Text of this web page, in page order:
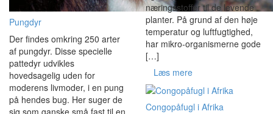
Pungdyr
Der findes omkring 250 arter
af pungdyr. Disse specielle
pattedyr udvikles
hovedsagelig uden for
moderens livmoder, i en pung
på hendes bug. Her suger de
sig som ganske små fast til en
næringsstoffer til de levende
planter. På grund af den høje
temperatur og luftfugtighed,
har mikro-organismerne gode
[…]
Læs mere
Congopåfugl i Afrika